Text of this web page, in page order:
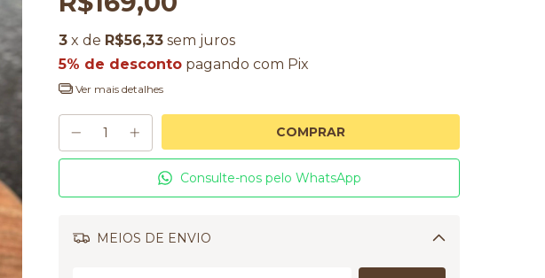
3 x de R$56,33 sem juros
5% de desconto pagando com Pix
Ver mais detalhes
Consulte-nos pelo WhatsApp
MEIOS DE ENVIO
Alterar CEP